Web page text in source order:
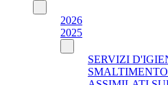
2026
2025
SERVIZI